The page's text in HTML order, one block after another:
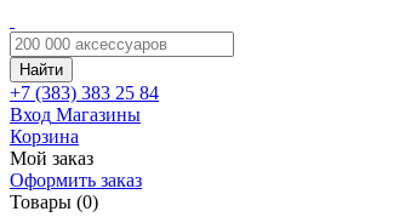
Найти
+7 (383) 383 25 84
Вход Магазины
Корзина
Мой заказ
Оформить заказ
Товары (0)